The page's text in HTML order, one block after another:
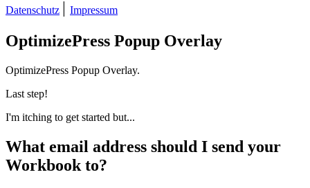
Datenschutz Impressum
OptimizePress Popup Overlay
OptimizePress Popup Overlay.
Last step!
I'm itching to get started but...
What email address should I send your
Workbook to?